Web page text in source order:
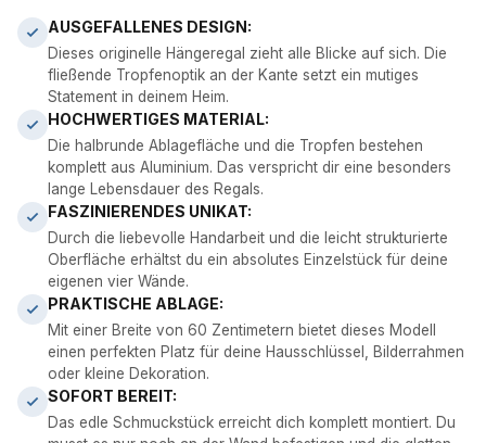
AUSGEFALLENES DESIGN:
Dieses originelle Hängeregal zieht alle Blicke auf sich. Die
fließende Tropfenoptik an der Kante setzt ein mutiges
Statement in deinem Heim.
HOCHWERTIGES MATERIAL:
Die halbrunde Ablagefläche und die Tropfen bestehen
komplett aus Aluminium. Das verspricht dir eine besonders
lange Lebensdauer des Regals.
FASZINIERENDES UNIKAT:
Durch die liebevolle Handarbeit und die leicht strukturierte
Oberfläche erhältst du ein absolutes Einzelstück für deine
eigenen vier Wände.
PRAKTISCHE ABLAGE:
Mit einer Breite von 60 Zentimetern bietet dieses Modell
einen perfekten Platz für deine Hausschlüssel, Bilderrahmen
oder kleine Dekoration.
SOFORT BEREIT:
Das edle Schmuckstück erreicht dich komplett montiert. Du